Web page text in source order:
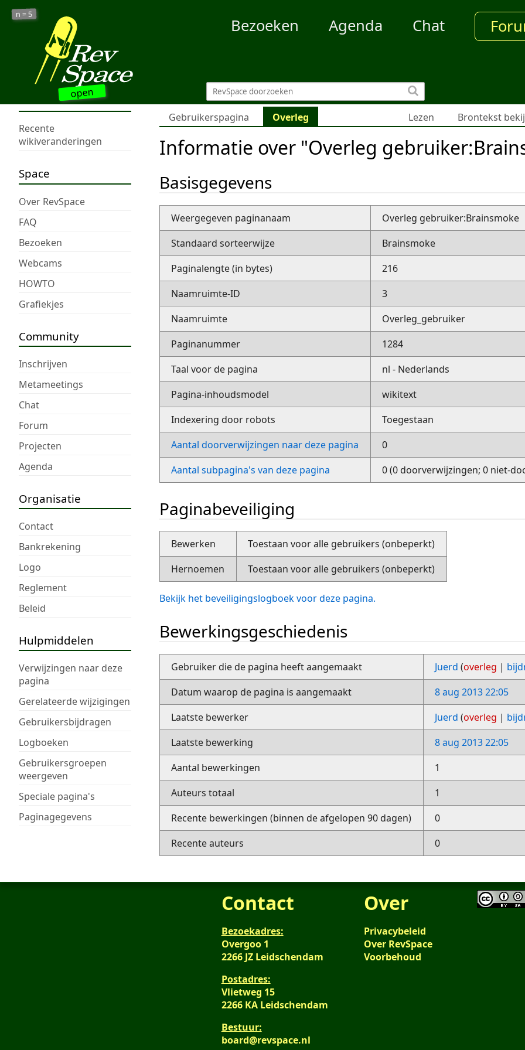
open
n = 5
Bezoeken Agenda Chat
Recente
wikiveranderingen
Space
Over RevSpace
FAQ
Bezoeken
Webcams
HOWTO
Grafiekjes
Community
Inschrijven
Metameetings
Chat
Forum
Projecten
Agenda
Organisatie
Contact
Bankrekening
Logo
Reglement
Beleid
Hulpmiddelen
Verwijzingen naar deze
pagina
Gerelateerde wijzigingen
Gebruikersbijdragen
Logboeken
Gebruikersgroepen
weergeven
Speciale pagina's
Paginagegevens
Gebruikerspagina Overleg Lezen Brontekst
Informatie over "Overleg
Basisgegevens
Weergegeven paginanaam
Overleg gebruiker:Brainsmoke
Standaard sorteerwijze
Brainsmoke
Paginalengte (in bytes)
216
Naamruimte-ID
3
Naamruimte
Overleg_gebruiker
Paginanummer
1284
Taal voor de pagina
nl - Nederlands
Pagina-inhoudsmodel
wikitext
Indexering door robots
Toegestaan
Aantal doorverwijzingen naar deze pagina
0
Aantal subpagina's van deze pagina
0 (0 doorverwijzingen; 0 niet-
Paginabeveiliging
Bewerken
Toestaan voor alle gebruikers (onbeperkt)
Hernoemen
Toestaan voor alle gebruikers (onbeperkt)
Bekijk het beveiligingslogboek voor deze pagina.
Bewerkingsgeschiedenis
Gebruiker die de pagina heeft aangemaakt Juerd (overleg |
Datum waarop de pagina is aangemaakt
8 aug 2013 22:05
Laatste bewerker
Juerd (overleg |
Laatste bewerking
8 aug 2013 22:05
Aantal bewerkingen
1
Auteurs totaal
1
Recente bewerkingen (binnen de afgelopen 90 dagen)
0
Recente auteurs
0
Contact
Bezoekadres:
Overgoo 1
2266 JZ Leidschendam
Postadres:
Vlietweg 15
2266 KA Leidschendam
Bestuur:
board@revspace.nl
Over
Privacybeleid
Over RevSpace
Voorbehoud